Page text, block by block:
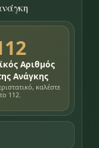
Αριθμός
Ανάγκης
καλέστε
το 112.